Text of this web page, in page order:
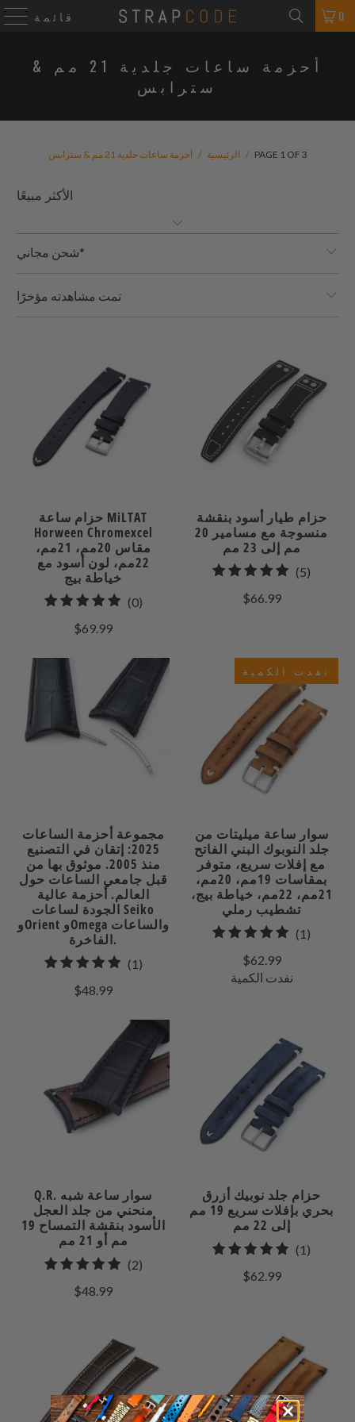
قائمة 0
أحزمة ساعات جلدية 21 مم &
سترابس
الرئيسية / أحزمة ساعات جلدية 21 مم & سترابس / PAGE 1 OF 3
شحن مجاني*
تمت مشاهدته مؤخرًا
حزام ساعة MiLTAT
Horween Chromexcel
مقاس 20مم، 21مم،
22مم، لون أسود مع
خياطة بيج
(0)0
$69.99
حزام طيار أسود بنقشة
منسوجة مع مسامير 20
مم إلى 23 مم
(5)
$66.99
مجموعة أحزمة الساعات
2025: إتقان في التصنيع
منذ 2005. موثوق بها من
قبل جامعي الساعات حول
العالم. أحزمة عالية
الجودة لساعات Seiko
وOrient وOmega والساعات
الفاخرة.
(1)1
$48.99
نفدت الكمية
سوار ساعة ميليتات من
جلد النوبوك البني الفاتح
مع إفلات سريع، متوفر
بمقاسات 19مم، 20مم،
21مم، 22مم، خياطة بيج،
تشطيب رملي
(1)
$62.99
نفدت الكمية
Q.R. سوار ساعة شبه
منحني من جلد العجل
الأسود بنقشة التمساح 19
مم أو 21 مم
(2)2
$48.99
حزام جلد نوبيك أزرق
بحري بإفلات سريع 19 مم
إلى 22 مم
(1)
$62.99